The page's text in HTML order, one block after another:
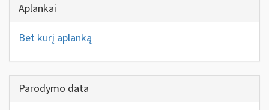
Aplankai
Bet kurį aplanką
Parodymo data